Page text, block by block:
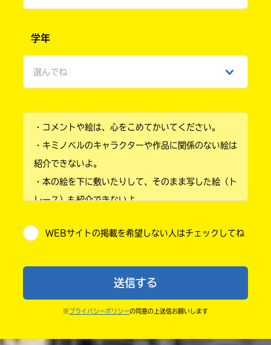
ひみつ
学年
選んでね
小学2年
小学4年
小学6年
中学1年
・コメントや絵は、心をこめてかいてください。
・キミノベルのキャラクターや作品に関係のない絵は
紹介できないよ。
・本の絵を下に敷いたりして、そのまま写した絵（ト
レース）も紹介できないよ。
・送ってからすぐには紹介されないので、待ってて
ならないよう気をつけてね。
・キャンペーン開催中は、投稿した後の画面にバナー
WEBサイトの掲載を希望しない人はチェックしてね
送信する
※ プライバシーポリシーの同意の上送信お願いします